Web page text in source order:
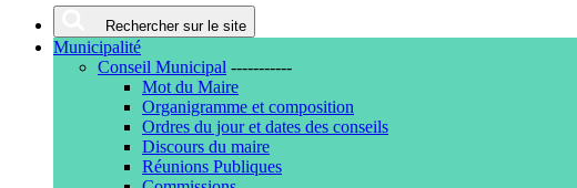
Rechercher sur le site
Municipalité
Conseil Municipal -----------
Mot du Maire
Organigramme et composition
Ordres du jour et dates des conseils
Discours du maire
Réunions Publiques